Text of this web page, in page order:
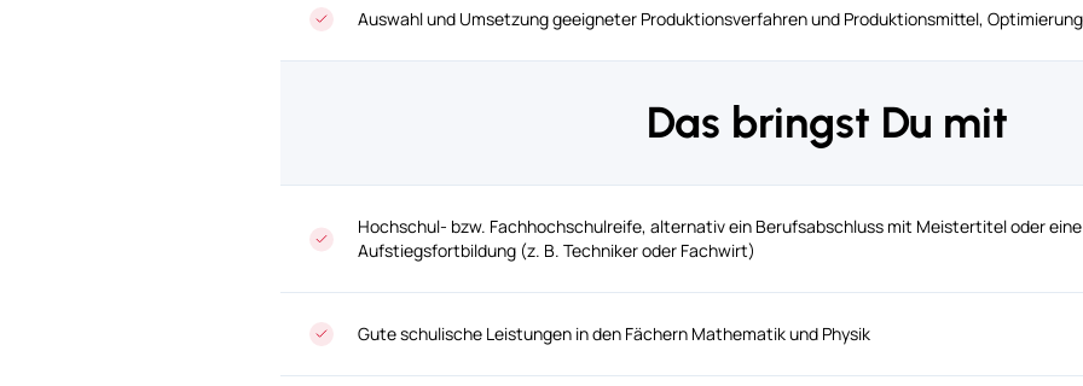
Auswahl und Umsetzung geeigneter Produktionsverfahren und Produktionsmittel,
Das bringst Du mit
Hochschul- bzw. Fachhochschulreife, alternativ ein Berufsabschluss mit Meistertitel oder
Aufstiegsfortbildung (z. B. Techniker oder Fachwirt)
Gute schulische Leistungen in den Fächern Mathematik und Physik